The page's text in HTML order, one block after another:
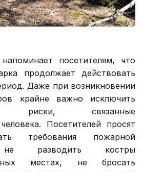
посетителям, что
продолжает действовать
Даже при возникновении
крайне важно исключить
риски, связанные
Посетителей просят
требования пожарной
не разводить костры
местах, не бросать